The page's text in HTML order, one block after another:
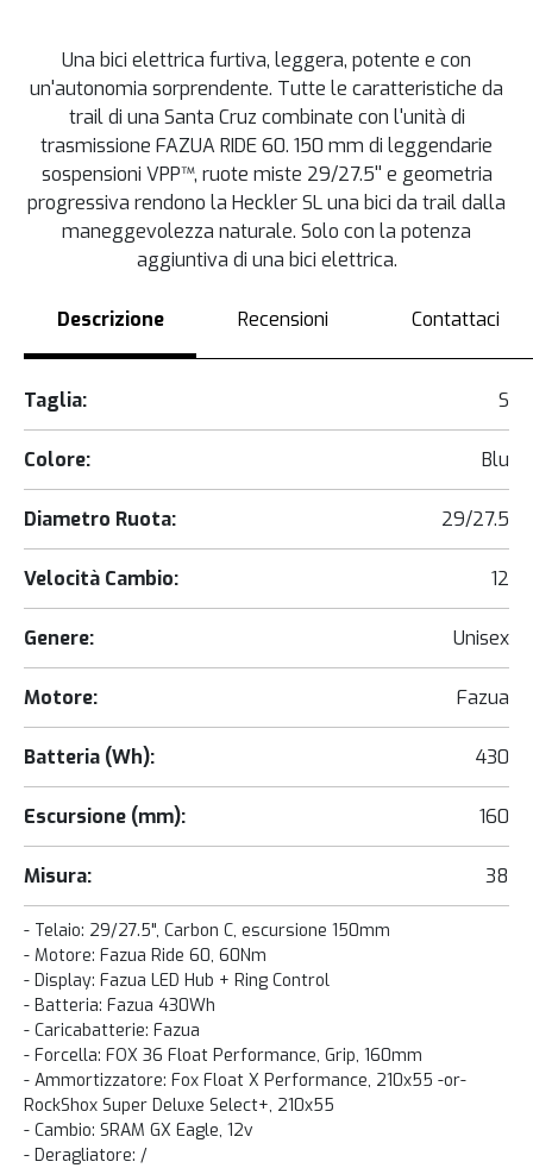
Una bici elettrica furtiva, leggera, potente e con
un'autonomia sorprendente. Tutte le caratteristiche da
trail di una Santa Cruz combinate con l'unità di
trasmissione FAZUA RIDE 60. 150 mm di leggendarie
sospensioni VPP™, ruote miste 29/27.5'' e geometria
progressiva rendono la Heckler SL una bici da trail dalla
maneggevolezza naturale. Solo con la potenza
aggiuntiva di una bici elettrica.
Descrizione Recensioni Contattaci
Taglia: S
Colore: Blu
Diametro Ruota: 29/27.5
Velocità Cambio: 12
Genere: Unisex
Motore: Fazua
Batteria (Wh): 430
Escursione (mm): 160
Misura: 38
- Telaio: 29/27.5", Carbon C, escursione 150mm
- Motore: Fazua Ride 60, 60Nm
- Display: Fazua LED Hub + Ring Control
- Batteria: Fazua 430Wh
- Caricabatterie: Fazua
- Forcella: FOX 36 Float Performance, Grip, 160mm
- Ammortizzatore: Fox Float X Performance, 210x55 -or-
RockShox Super Deluxe Select+, 210x55
- Cambio: SRAM GX Eagle, 12v
- Deragliatore: /